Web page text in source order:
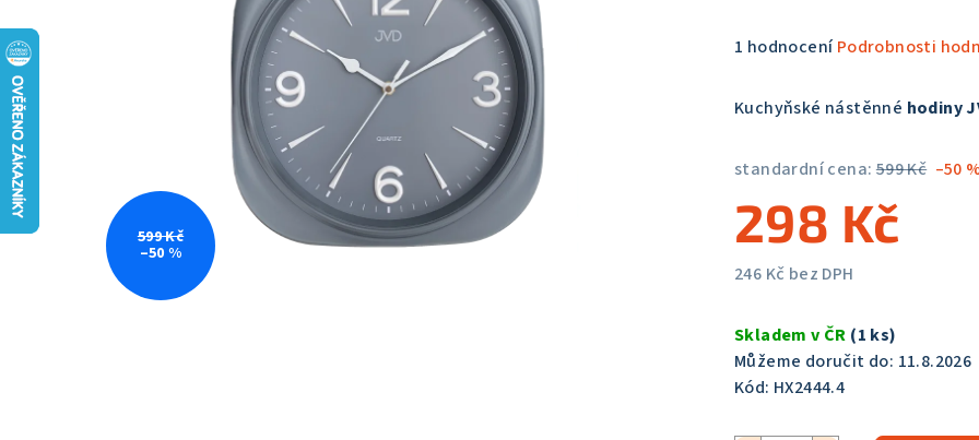
Průměrné
produktu
z
5
hvězdiček.
1 hodnocení Podrobnosti
Kuchyňské nástěnné hodiny
standardní cena: 599 Kč –50
298 Kč
246 Kč bez DPH
cena:
Skladem v ČR (1 ks)
Můžeme doručit do: 11.8.2026
Kód: HX2444.4
599 Kč
–50 %